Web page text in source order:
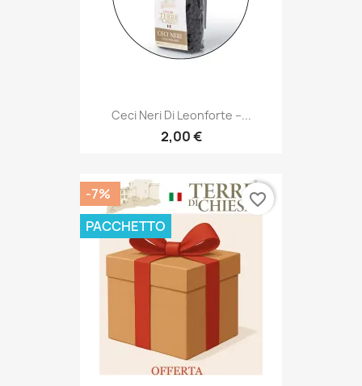
Ceci Neri Di Leonforte –...
2,00 €
-7%
PACCHETTO
favorite_border